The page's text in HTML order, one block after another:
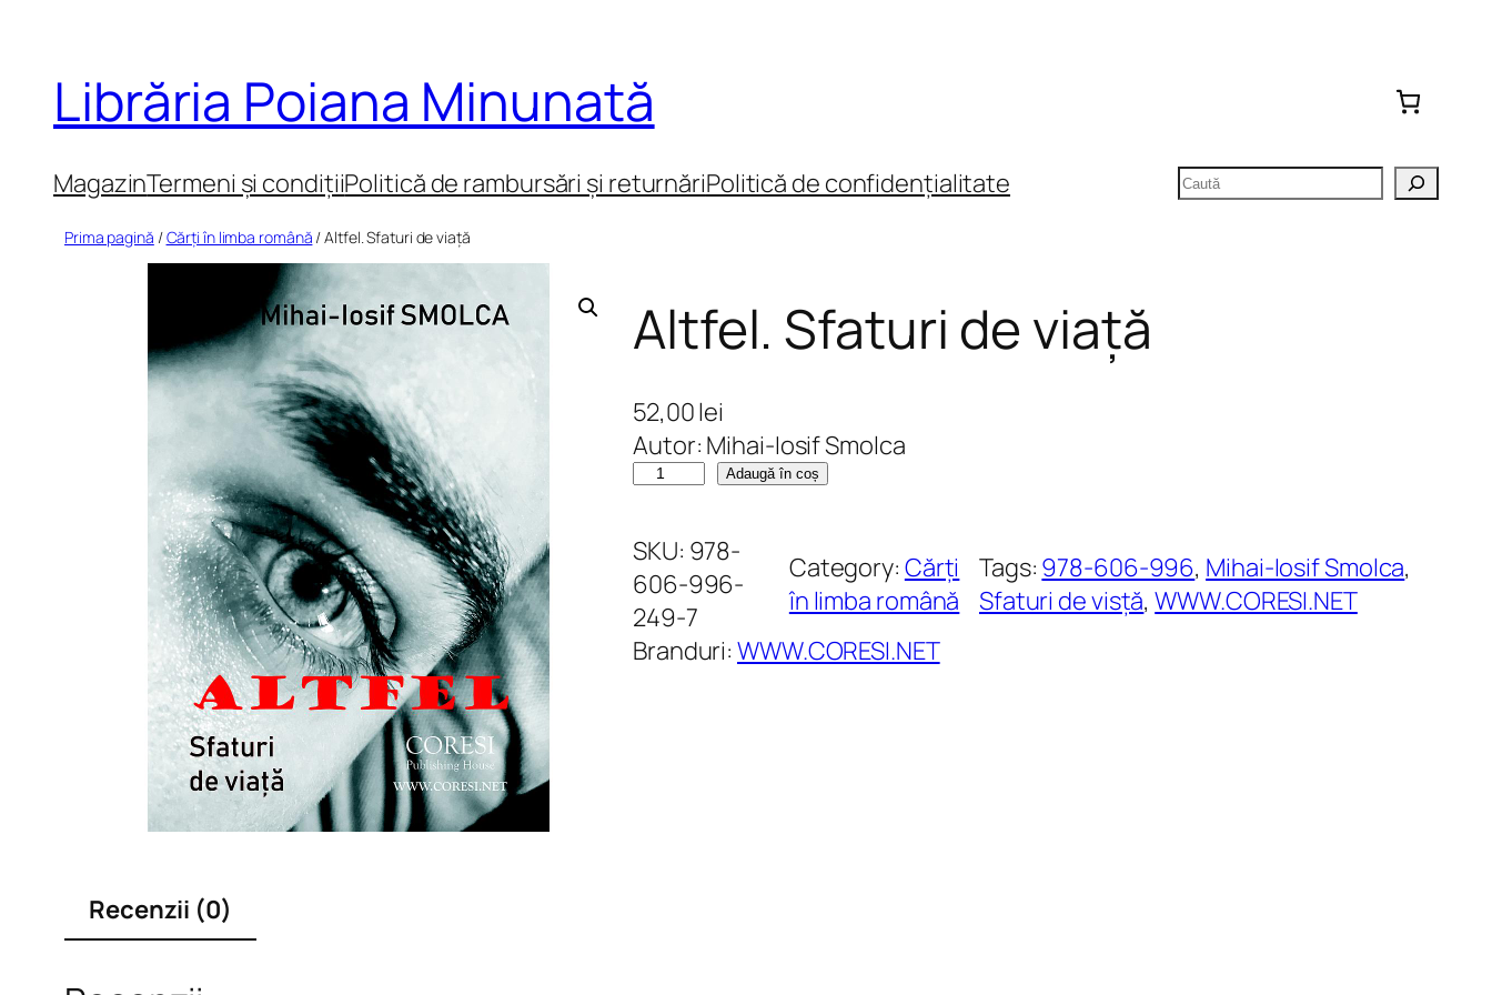
conținut
Librăria Poiana Minunată
MagazinTermeni și condițiiPolitică de rambursări și returnăriPolitică de confidențialitate Caută
Prima pagină /Cărți în limba română / Altfel. Sfaturi de viață
Altfel. Sfaturi de viață
52,00lei
Autor: Mihai-Iosif Smolca
C
n
t
i
t
Adaugă în coș
SKU: 978-
606-996-
249-7
Category: Cărți
în limba română
Tags: 978-606-996, Mihai-Iosif Smolca
Sfaturi de visță, WWW.CORESI.NET
Branduri:WWW.CORESI.NET
Recenzii (0)